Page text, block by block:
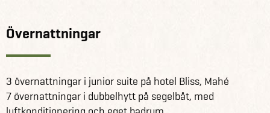
Övernattningar
3 övernattningar i junior suite på hotel Bliss, Mahé
7 övernattningar i dubbelhytt på segelbåt, med